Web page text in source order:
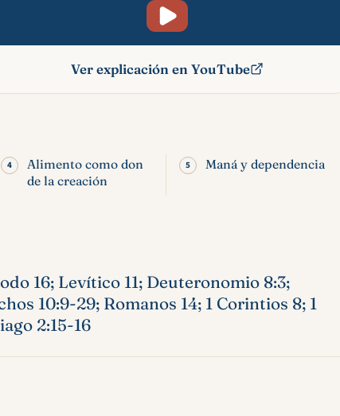
Ver explicación en YouTube
Alimento como don
de la creación
Maná y dependencia
16; Levítico 11; Deuteronomio 8:3;
10:9-29; Romanos 14; 1 Corintios 8; 1
2:15-16